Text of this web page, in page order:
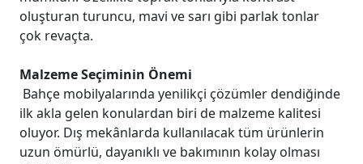
oluşturan turuncu, mavi ve sarı gibi parlak tonlar
çok revaçta.
Malzeme Seçiminin Önemi
Bahçe mobilyalarında yenilikçi çözümler dendiğinde
ilk akla gelen konulardan biri de malzeme kalitesi
oluyor. Dış mekânlarda kullanılacak tüm ürünlerin
uzun ömürlü, dayanıklı ve bakımının kolay olması